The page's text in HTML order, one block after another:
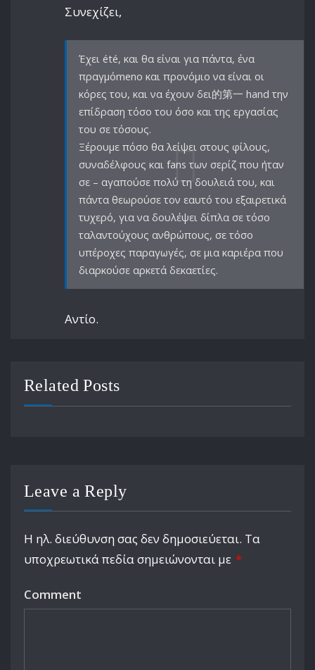
Συνεχίζει,
Έχει été, και θα είναι για πάντα, ένα
πραγμόmeno και προνόμιο να είναι οι
κόρες του, και να έχουν δει的第一 hand την
επίδραση τόσο του όσο και της εργασίας
του σε τόσους.
Ξέρουμε πόσο θα λείψει στους φίλους,
συναδέλφους και fans των σερίζ που ήταν
σε – αγαπούσε πολύ τη δουλειά του, και
πάντα θεωρούσε τον εαυτό του εξαιρετικά
τυχερό, για να δουλέψει δίπλα σε τόσο
ταλαντούχους ανθρώπους, σε τόσο
υπέροχες παραγωγές, σε μια καριέρα που
διαρκούσε αρκετά δεκαετίες.
Αντίο.
Related Posts
Leave a Reply
Η ηλ. διεύθυνση σας δεν δημοσιεύεται. Τα
υποχρεωτικά πεδία σημειώνονται με *
Comment